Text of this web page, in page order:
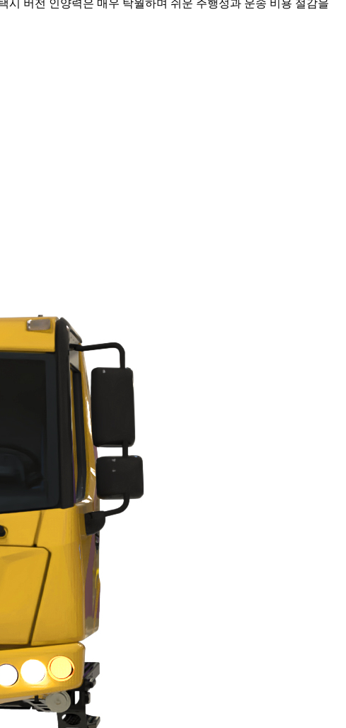
시 버전 인양력은 매우 탁월하며 쉬운 주행성과 운송 비용 절감을